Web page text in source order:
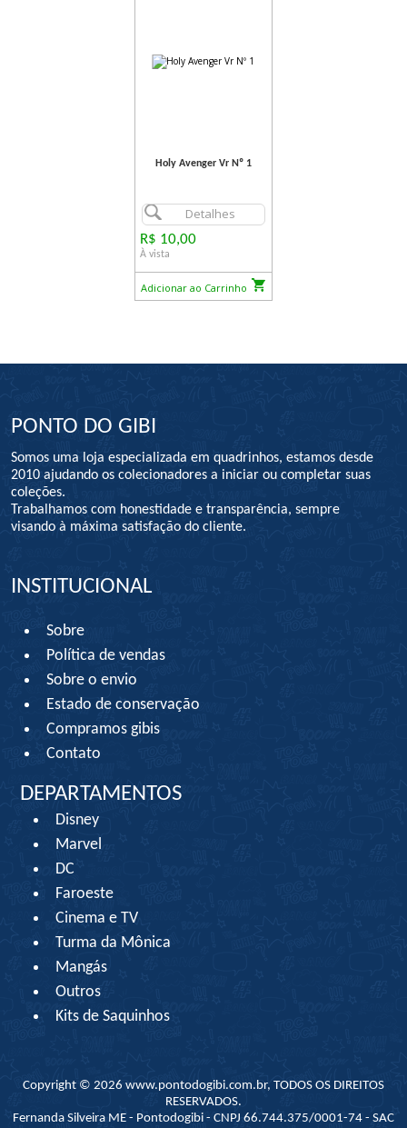
Holy Avenger Vr Nº 1
Detalhes
R$ 10,00
À vista
Adicionar ao Carrinho
PONTO DO GIBI
Somos uma loja especializada em quadrinhos, estamos desde
2010 ajudando os colecionadores a iniciar ou completar suas
coleções.
Trabalhamos com honestidade e transparência, sempre
visando à máxima satisfação do cliente.
INSTITUCIONAL
Sobre
Política de vendas
Sobre o envio
Estado de conservação
Compramos gibis
Contato
DEPARTAMENTOS
Disney
Marvel
DC
Faroeste
Cinema e TV
Turma da Mônica
Mangás
Outros
Kits de Saquinhos
Copyright © 2026 www.pontodogibi.com.br, TODOS OS DIREITOS
RESERVADOS.
Fernanda Silveira ME - Pontodogibi - CNPJ 66.744.375/0001-74 - SAC